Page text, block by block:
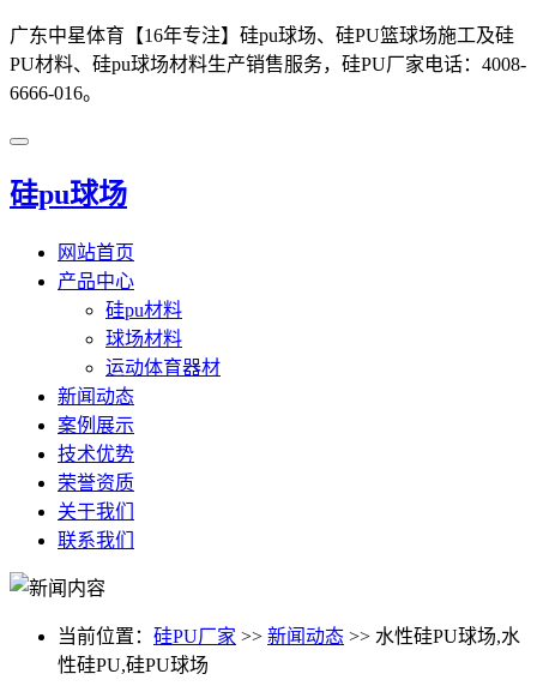
广东中星体育【16年专注】硅pu球场、硅PU篮球场施工及硅
PU材料、硅pu球场材料生产销售服务，硅PU厂家电话：4008-
6666-016。
硅pu球场
网站首页
产品中心
硅pu材料
球场材料
运动体育器材
新闻动态
案例展示
技术优势
荣誉资质
关于我们
联系我们
当前位置： 硅PU厂家 >> 新闻动态 >> 水性硅PU球场,水
性硅PU,硅PU球场